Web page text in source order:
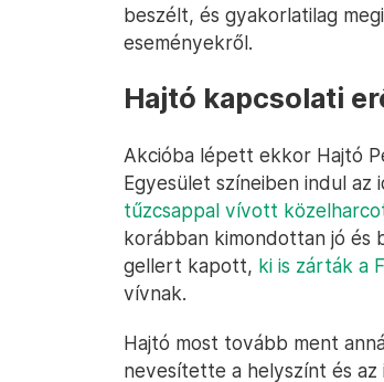
beszélt, és gyakorlatilag
eseményekről.
Hajtó kapcsolati
Akcióba lépett ekkor Hajtó
Egyesület színeiben indul
tűzcsappal vívott
korábban kimondottan jó és
gellert kapott, ki is zárták a
vívnak.
Hajtó most tovább ment
nevesítette a helyszínt és